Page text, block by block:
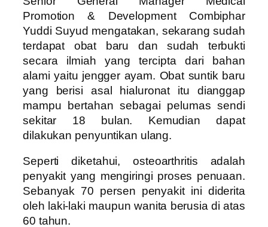
Promotion & Development Combiphar
Yuddi Suyud mengatakan, sekarang sudah
terdapat obat baru dan sudah terbukti
secara ilmiah yang tercipta dari bahan
alami yaitu jengger ayam. Obat suntik baru
yang berisi asal hialuronat itu dianggap
mampu bertahan sebagai pelumas sendi
sekitar 18 bulan. Kemudian dapat
dilakukan penyuntikan ulang.
Seperti diketahui, osteoarthritis adalah
penyakit yang mengiringi proses penuaan.
Sebanyak 70 persen penyakit ini diderita
oleh laki-laki maupun wanita berusia di atas
60 tahun.